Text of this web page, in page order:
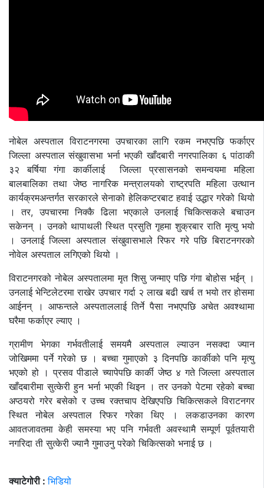
नोबेल अस्पताल विराटनगरमा उपचारका लागि रकम नभएपछि फर्काएर
जिल्ला अस्पताल संखुवासभा भर्ना भएकी खाँदबारी नगरपालिका ६ पांठाकी
३२ बर्षिया गंगा कार्कीलाई जिल्ला प्रसासनको समन्वयमा महिला
बालबालिका तथा जेष्ठ नागरिक मन्त्रालयको राष्ट्रपति महिला उत्थान
कार्यक्रमअन्तर्गत सरकारले सेनाको हेलिकप्टरबाट हवाई उद्धार गरेको थियो
। तर, उपचारमा निक्कै ढिला भएकाले उनलाई चिकित्सकले बचाउन
सकेनन् । उनको थापाथली स्थित प्रसुति गृहमा शुक्रबार राति मृत्यु भयो
। उनलाई जिल्ला अस्पताल संखुवासभाले रिफर गरे पछि बिराटनगरको
नोवेल अस्पताल लगिएको थियो ।
विराटनगरको नोबेल अस्पतालमा मृत शिसु जन्माए पछि गंगा बोहोस भईन् ।
उनलाई भेन्टिलेटरमा राखेर उपचार गर्दा २ लाख बढी खर्च त भयो तर होसमा
आईनन् । आफन्तले अस्पताललाई तिर्ने पैसा नभएपछि अचेत अवश्थामा
घरैमा फर्काएर ल्याए ।
ग्रामीण भेगका गर्भवतीलाई समयमै अस्पताल ल्याउन नसक्दा ज्यान
जोखिममा पर्ने गरेको छ । बच्चा गुमाएको ३ दिनपछि कार्कीको पनि मृत्यु
भएको हो । प्रसव पीडाले च्यापेपछि कार्की जेष्ठ ४ गते जिल्ला अस्पताल
खाँदबारीमा सुत्केरी हुन भर्ना भएकी थिइन । तर उनको पेटमा रहेको बच्चा
अप्ठयरो गरेर बसेको र उच्च रक्तचाप देखिएपछि चिकित्सकले विराटनगर
स्थित नोबेल अस्पताल रिफर गरेका थिए । लकडाउनका कारण
आवतजावतमा केही समस्या भए पनि गर्भवती अवस्थामै सम्पूर्ण पूर्वतयारी
नगरिदा ती सुत्केरी ज्यानै गुमाउनु परेको चिकित्सको भनाई छ ।
क्याटेगोरी :भिडियो